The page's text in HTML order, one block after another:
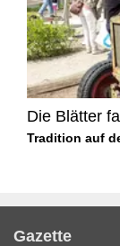
Die Blätter
Tradition auf
Gazette